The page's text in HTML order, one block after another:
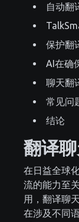
自动翻
保护翻
AI在确
聊天翻
常见问
结论
翻译
在日益全球
流的能力至
用，翻译聊
在涉及不同